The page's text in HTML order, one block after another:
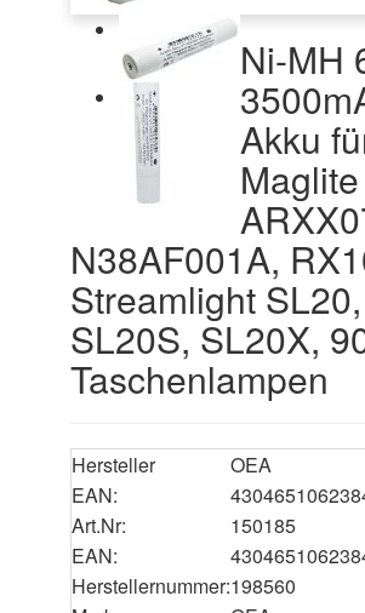
Ni-MH
Akku
Maglite
N38AF001A,
Streamlight SL20,
SL20S, SL20X,
Taschenlampen
Hersteller
OEA
EAN:
Art.Nr:
150185
EAN:
Herstellernummer:198560